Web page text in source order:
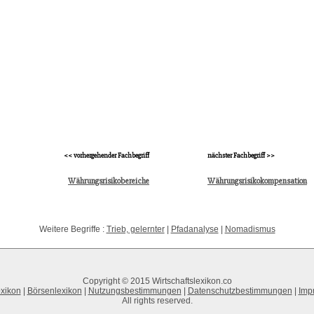
<< vorhergehender Fachbegriff nächster Fachbegriff >>
Währungsrisikobereiche Währungsrisikokompensation
Weitere Begriffe : Trieb, gelernter| Pfadanalyse Nomadismus
Copyright © 2015 Wirtschaftslexikon.co
Börsenlexikon Nutzungsbestimmungen Datenschutzbestimmungen
All rights reserved.